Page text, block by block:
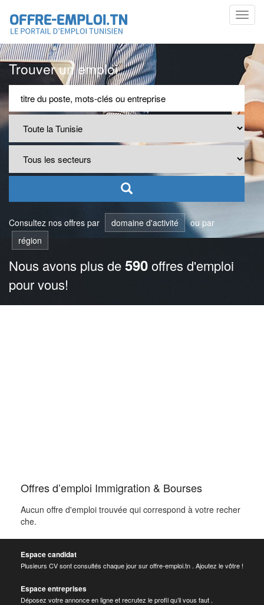
Trouver un emploi
Consultez nos offres par domaine d'activité
ou par
région
Nous avons plus de590offres d'emploi
pour vous!
Offres d’emploi Immigration & Bourses
Aucun offre d'emploi trouvée qui correspond à votre recher
che.
Espace candidat
Plusieurs CV sont consultés chaque jour sur offre-emploi.tn . Ajoutez le vôtre !
Espace entreprises
Déposez votre annonce en ligne et recrutez le profil qu’il vous faut .